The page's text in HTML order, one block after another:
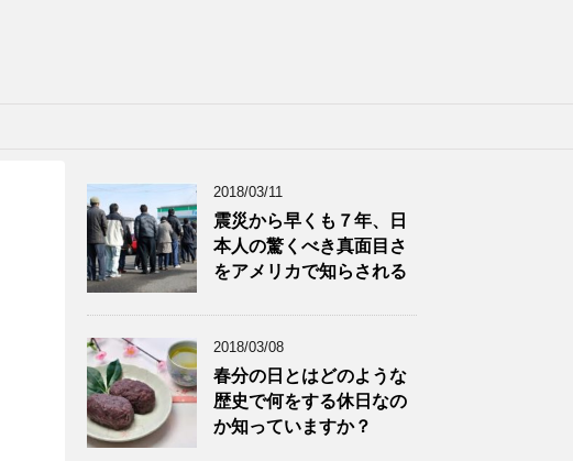
2018/03/11
震災から早くも７年、日
本人の驚くべき真面目さ
をアメリカで知らされる
2018/03/08
春分の日とはどのような
歴史で何をする休日なの
か知っていますか？